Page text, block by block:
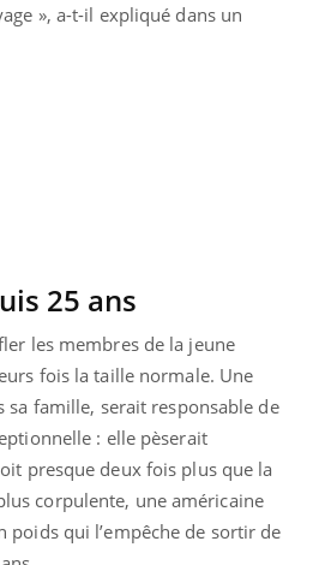
», a-t-il expliqué dans un
25 ans
les membres de la jeune
fois la taille normale. Une
sa famille, serait responsable de
: elle pèserait
presque deux fois plus que la
corpulente, une américaine
poids qui l’empêche de sortir de